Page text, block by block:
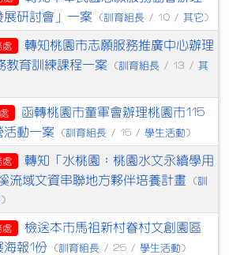
展研討會」一案
(訓育組長 / 10 / 其它 )
處
轉知桃園市志願服務推廣中心辦理
教育訓練課程一案
(訓育組長 / 13 / 其
函轉桃園市童軍會辦理桃園市115
活動一案
(訓育組長 / 15 / 學生活動 )
處
轉知「水桃園：桃園水文永續學用
流域文資串聯地方夥伴培養計畫
(訓
)
處
檢送本市馬祖新村眷村文創園區
海報1份
(訓育組長 / 25 / 學生活動 )